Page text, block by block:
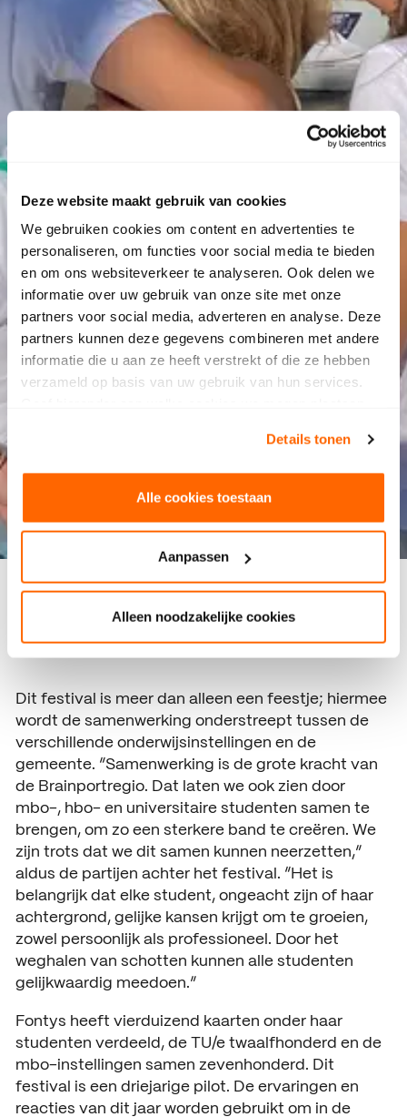
Deze website maakt gebruik van cookies
We gebruiken cookies om content en advertenties te
personaliseren, om functies voor social media te bieden
en om ons websiteverkeer te analyseren. Ook delen we
informatie over uw gebruik van onze site met onze
partners voor social media, adverteren en analyse. Deze
partners kunnen deze gegevens combineren met andere
informatie die u aan ze heeft verstrekt of die ze hebben
verzameld op basis van uw gebruik van hun services.
Details tonen
Alle cookies toestaan
Aanpassen
Alleen noodzakelijke cookies
Dit festival is meer dan alleen een feestje; hiermee
wordt de samenwerking onderstreept tussen de
verschillende onderwijsinstellingen en de
gemeente. “Samenwerking is de grote kracht van
de Brainportregio. Dat laten we ook zien door
mbo-, hbo- en universitaire studenten samen te
brengen, om zo een sterkere band te creëren. We
zijn trots dat we dit samen kunnen neerzetten,”
aldus de partijen achter het festival. “Het is
belangrijk dat elke student, ongeacht zijn of haar
achtergrond, gelijke kansen krijgt om te groeien,
zowel persoonlijk als professioneel. Door het
weghalen van schotten kunnen alle studenten
gelijkwaardig meedoen.”
Fontys heeft vierduizend kaarten onder haar
studenten verdeeld, de TU/e twaalfhonderd en de
mbo-instellingen samen zevenhonderd. Dit
festival is een driejarige pilot. De ervaringen en
reacties van dit jaar worden gebruikt om in de